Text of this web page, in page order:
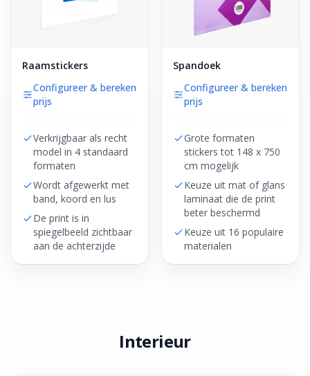
Raamstickers
Configureer & bereken
prijs
Verkrijgbaar als recht
model in 4 standaard
formaten
Wordt afgewerkt met
band, koord en lus
De print is in
spiegelbeeld zichtbaar
aan de achterzijde
Spandoek
Configureer & bereken
prijs
Grote formaten
stickers tot 148 x 750
cm mogelijk
Keuze uit mat of glans
laminaat die de print
beter beschermd
Keuze uit 16 populaire
materialen
Interieur